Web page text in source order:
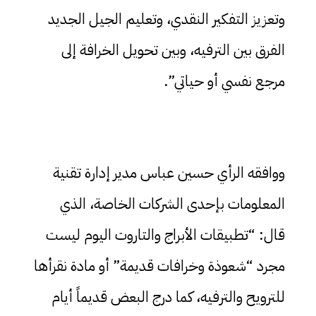
وتعزيز التفكير النقدي، وتعليم الجيل الجديد
الفرق بين الترفيه، وبين تحويل الخرافة إلى
مرجع نفسي أو حياتي”.
ووافقه الرأي حسين عباس مدير إدارة تقنية
المعلومات بإحدى الشركات الخاصة، الذي
قال: “تطبيقات الأبراج والتاروت اليوم ليست
مجرد “شعوذة وخرافات قديمة” أو مادة نقرأها
للترويح والترفيه، كما درج البعض قديماً أيام